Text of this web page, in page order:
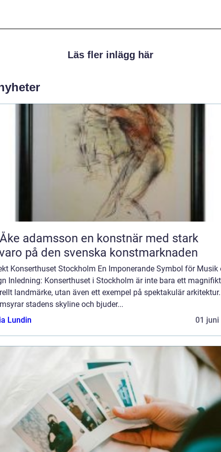
Läs fler inlägg här
en konstnär med stark
på den svenska konstmarknaden
Konserthuset Stockholm En Imponerande Symbol för Musik
Inledning: Konserthuset i Stockholm är inte bara ett magnifikt
landmärke, utan även ett exempel på spektakulär
stadens skyline och bjuder...
Lundin
01 juni